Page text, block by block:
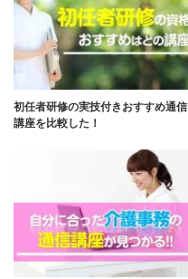
初任者研修の実技付きおすすめ通信
講座を比較した！